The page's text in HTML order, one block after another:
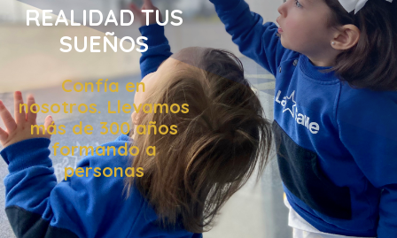
REALIDAD TUS
SUEÑOS
Confía en
nosotros. Llevamos
más de 300 años
formando a
personas